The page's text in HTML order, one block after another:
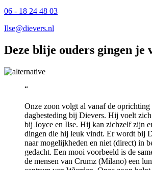
06 - 18 24 48 03
Ilse@dievers.nl
Deze blije ouders gingen je
Onze zoon volgt al vanaf de oprichting
dagbesteding bij Dievers. Hij voelt
bij Joyce en Ilse. Hij kan zichzelf zijn
dingen die hij leuk vindt. Er wordt bij
naar mogelijkheden en niet (direct) in
gedacht. Een mooi voorbeeld is de
de mensen van Crumz (Milano) een